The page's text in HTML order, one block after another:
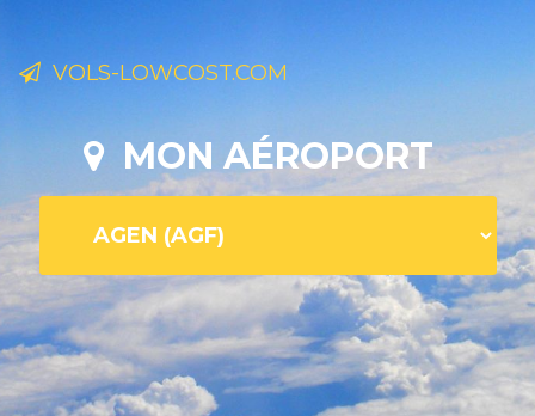
VOLS-LOWCOST.COM
MON AÉROPORT